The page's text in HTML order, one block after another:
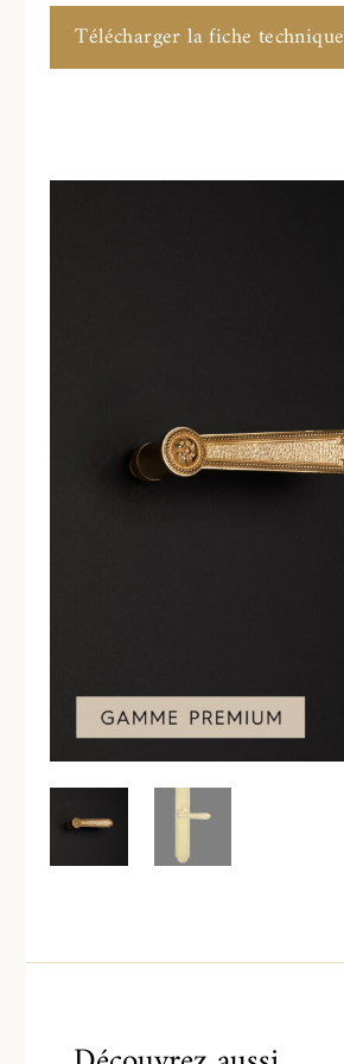
Télécharger la fiche technique